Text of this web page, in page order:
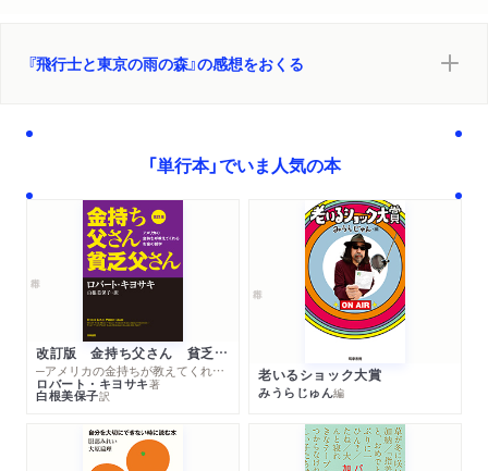
『飛行士と東京の雨の森』の感想をおくる
「単行本」でいま人気の本
改訂版 金持ち父さん 貧乏父さん
─アメリカの金持ちが教えてくれるお金の哲学
ロバート・キヨサキ著
白根美保子訳
老いるショック大賞
みうらじゅん編